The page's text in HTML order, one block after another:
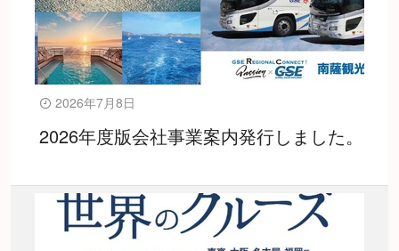
2026年7月8日
2026年度版会社事業案内発行しました。